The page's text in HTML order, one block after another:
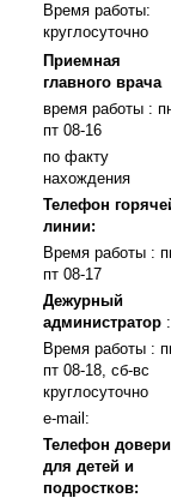
Время работы:
круглосуточно
Приемная
главного врача
время работы :
пт 08-16
по факту
нахождения
Телефон
линии:
Время работы :
пт 08-17
Дежурный
администратор :
Время работы :
пт 08-18, сб-вс
круглосуточно
e-mail:
Телефон
для детей и
подростков: